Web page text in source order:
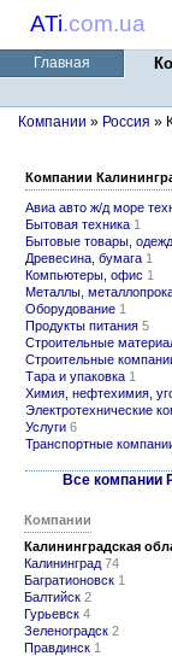
ATi.com.ua
Главная
Компании » Россия »
Компании
Авиа авто ж/д море
Бытовая техника 1
Бытовые товары,
Древесина, бумага 1
Компьютеры, офис 1
Металлы,
Оборудование 1
Продукты питания 5
Строительные
Строительные
Тара и упаковка 1
Химия, нефтехимия,
Электротехнические
Услуги 6
Транспортные
Все компании
Компании
Калининградская
Калининград 74
Багратионовск 1
Балтийск 2
Гурьевск 4
Зеленоградск 2
Правдинск 1